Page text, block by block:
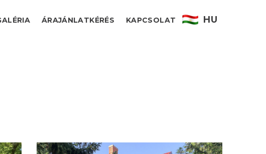
ÁRAJÁNLATKÉRÉS KAPCSOLAT HU